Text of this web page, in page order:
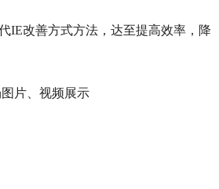
IE改善方式方法，达至提高效率，降
片、视频展示